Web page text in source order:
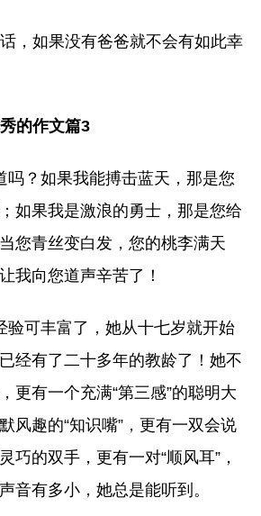
，如果没有爸爸就不会有如此幸
的作文篇3
吗？如果我能搏击蓝天，那是您
如果我是激浪的勇士，那是您给
您青丝变白发，您的桃李满天
我向您道声辛苦了！
验可丰富了，她从十七岁就开始
经有了二十多年的教龄了！她不
更有一个充满“第三感”的聪明大
风趣的“知识嘴”，更有一双会说
巧的双手，更有一对“顺风耳”，
音有多小，她总是能听到。